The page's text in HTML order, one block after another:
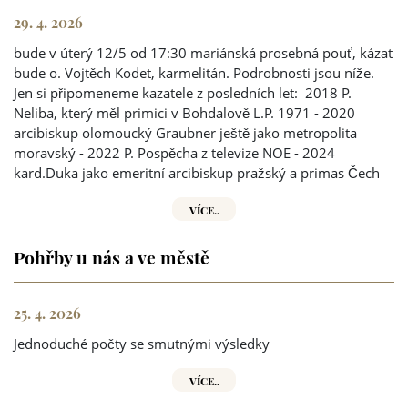
29. 4. 2026
bude v úterý 12/5 od 17:30 mariánská prosebná pouť, kázat
bude o. Vojtěch Kodet, karmelitán. Podrobnosti jsou níže.
Jen si připomeneme kazatele z posledních let: 2018 P.
Neliba, který měl primici v Bohdalově L.P. 1971 - 2020
arcibiskup olomoucký Graubner ještě jako metropolita
moravský - 2022 P. Pospěcha z televize NOE - 2024
kard.Duka jako emeritní arcibiskup pražský a primas Čech
VÍCE..
Pohřby u nás a ve městě
25. 4. 2026
Jednoduché počty se smutnými výsledky
VÍCE..